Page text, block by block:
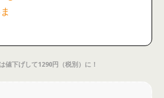
値下げして1290円（税別）に！